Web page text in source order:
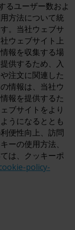
るユーザー数およ
方法について統
。当社ウェブサ
ウェブサイト上
報を収集する場
供するため、入
注文に関連した
情報は、当社ウ
報を提供するた
ブサイトをより
うになるととも
便性向上、訪問
ーの使用方法、
は、クッキーポ
policy-